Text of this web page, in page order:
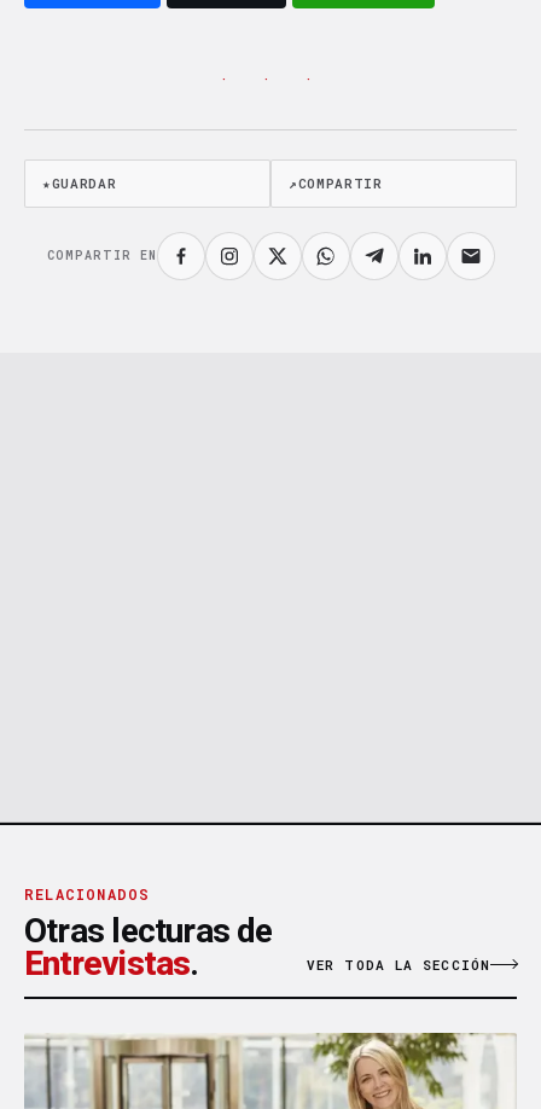
· · ·
★GUARDAR ↗COMPARTIR
COMPARTIR EN
RELACIONADOS
Otras lecturas de
Entrevistas. VER TODA LA SECCIÓN